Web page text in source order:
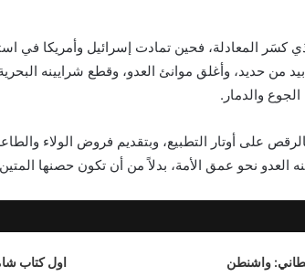
كسَر المعادلة، فحين تمادت إسرائيل وأمريكا في
من حديد، وأغلق موانئ العدو، وقطع شرايينه
والدمار.
على أوتار التطبيع، وبتقديم فروض الولاء
نحو عمق الأمة، بدلاً من أن تكون حصنها
واشنطن
اول كتاب